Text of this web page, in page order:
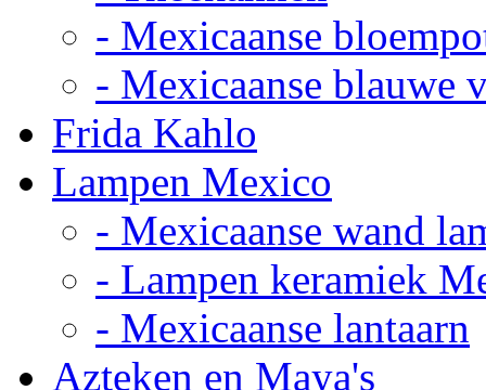
- Mexicaanse
- Mexicaanse blauwe
Frida Kahlo
Lampen Mexico
- Mexicaanse wand
- Lampen keramiek
- Mexicaanse lantaarn
Azteken en Maya's